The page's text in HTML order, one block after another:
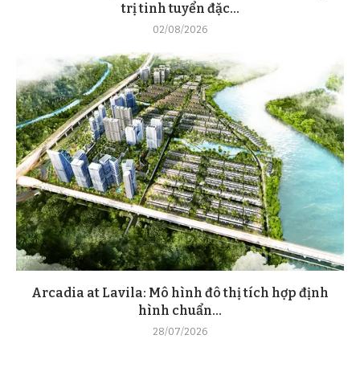
trị tinh tuyển đặc...
02/08/2026
Arcadia at Lavila: Mô hình đô thị tích hợp định
hình chuẩn...
28/07/2026